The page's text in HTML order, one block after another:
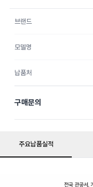
브랜드
모델명
납품처
구매문의
주요납품실적